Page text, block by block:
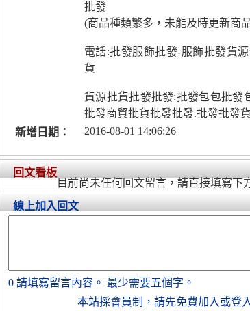
批發
(商品種類繁多，未能及時更新商
電話:批發服飾批發-服飾批發貨
貨
貨源批貨批發批發:批發包包批發
批發商貿批貨批發批發.批發批發
新增日期：
2016-08-01 14:06:26
回文看板
目前尚未任何回文留言，請直接填寫
線上加入回文
0 請填寫留言內容。 最少需要五個字。
本站採會員制， 請先免費加入 或登